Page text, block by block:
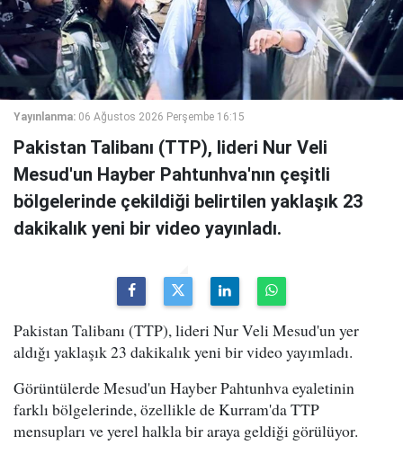
Yayınlanma: 06 Ağustos 2026 Perşembe 16:15
Pakistan Talibanı (TTP), lideri Nur Veli
Mesud'un Hayber Pahtunhva'nın çeşitli
bölgelerinde çekildiği belirtilen yaklaşık 23
dakikalık yeni bir video yayınladı.
Pakistan Talibanı (TTP), lideri Nur Veli Mesud'un yer
aldığı yaklaşık 23 dakikalık yeni bir video yayımladı.
Görüntülerde Mesud'un Hayber Pahtunhva eyaletinin
farklı bölgelerinde, özellikle de Kurram'da TTP
mensupları ve yerel halkla bir araya geldiği görülüyor.